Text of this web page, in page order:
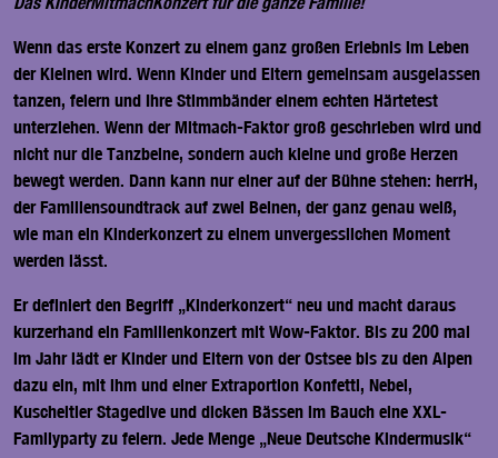
Wenn das erste Konzert zu einem ganz großen Erlebnis im Leben
der Kleinen wird. Wenn Kinder und Eltern gemeinsam ausgelassen
tanzen, feiern und Ihre Stimmbänder einem echten Härtetest
unterziehen. Wenn der Mitmach-Faktor groß geschrieben wird und
nicht nur die Tanzbeine, sondern auch kleine und große Herzen
bewegt werden. Dann kann nur einer auf der Bühne stehen: herrH,
der Familiensoundtrack auf zwei Beinen, der ganz genau weiß,
wie man ein Kinderkonzert zu einem unvergesslichen Moment
werden lässt.
Er definiert den Begriff „Kinderkonzert“ neu und macht daraus
kurzerhand ein Familienkonzert mit Wow-Faktor. Bis zu 200 mal
im Jahr lädt er Kinder und Eltern von der Ostsee bis zu den Alpen
dazu ein, mit ihm und einer Extraportion Konfetti, Nebel,
Kuscheltier Stagedive und dicken Bässen im Bauch eine XXL-
Familyparty zu feiern. Jede Menge „Neue Deutsche Kindermusik“